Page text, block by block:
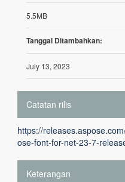
5.5MB
Tanggal Ditambahkan:
July 13, 2023
Catatan rilis
https://
ose-font-for-net-23-7-
Keterangan